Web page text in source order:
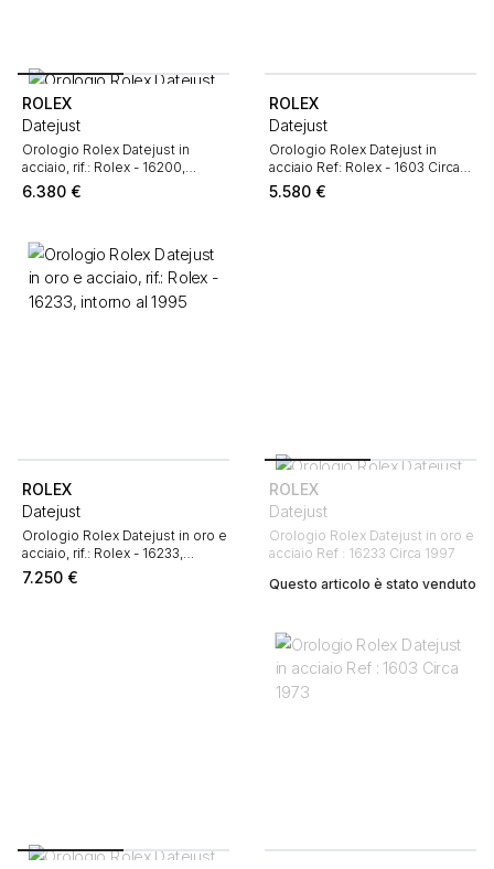
ROLEX
Datejust
Orologio Rolex Datejust in
acciaio, rif.: Rolex - 16200,
intorno al 2000
6.380 €
ROLEX
Datejust
Orologio Rolex Datejust in
acciaio Ref: Rolex - 1603 Circa
1975
5.580 €
ROLEX
Datejust
Orologio Rolex Datejust in oro e
acciaio, rif.: Rolex - 16233,
intorno al 1995
7.250 €
ROLEX
Datejust
Orologio Rolex Datejust in oro e
acciaio Ref : 16233 Circa 1997
Questo articolo è stato venduto